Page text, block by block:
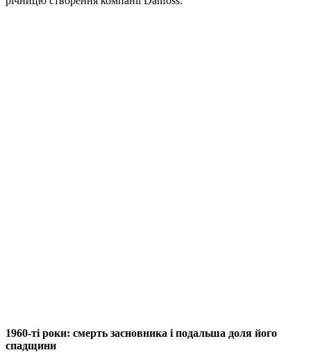
1960-ті роки: смерть засновника і подальша доля його
спадщини